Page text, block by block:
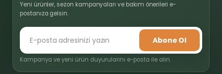
Yeni ürünler, sezon kampanyaları ve bakım önerileri e-
postanıza gelsin.
Abone Ol
Kampanya ve yeni ürün duyurularını e-posta ile alın.